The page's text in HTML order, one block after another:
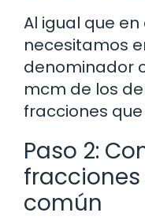
Al igual que
necesitamos
denominador
mcm de los
fracciones
Paso 2:
común